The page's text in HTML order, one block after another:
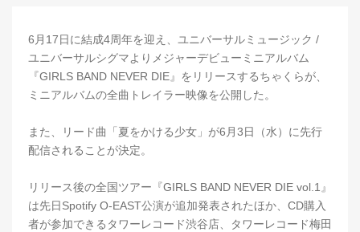
6月17日に結成4周年を迎え、ユニバーサルミュージック /
ユニバーサルシグマよりメジャーデビューミニアルバム
『GIRLS BAND NEVER DIE』をリリースするちゃくらが、
ミニアルバムの全曲トレイラー映像を公開した。
また、リード曲「夏をかける少女」が6月3日（水）に先行
配信されることが決定。
リリース後の全国ツアー『GIRLS BAND NEVER DIE vol.1』
は先日Spotify O-EAST公演が追加発表されたほか、CD購入
者が参加できるタワーレコード渋谷店、タワーレコード梅田